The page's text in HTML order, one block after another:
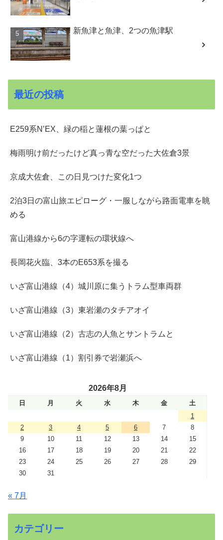
新魚津と魚津、2つの魚津駅
最近の投稿
E259系N’EX、緑の稲と蓮根の葉っぱと
梅雨明け前だったけど真っ青な空だった大佐倉3景
京成大佐倉、この日見つけた変化1つ
2泊3日の富山旅エピローグ・一服しながら路面電車を眺
める
富山港線から6の字運転の環状線へ
長岡花火臨、3本のE653系を撮る
いざ富山港線（4）城川原に集うトラム型車両群
いざ富山港線（3）東岩瀬のタチアオイ
いざ富山港線（2）古志の人魚とサントラムと
いざ富山港線（1）割引券で岩瀬浜へ
2026年8月
日 月 火 水 木 金
土
1
2
3 4 5 6 7
8
9
10 11 12 13 14
15
16
17 18 19 20 21
22
23
24 25 26 27 28
29
30
31
« 7月
カテゴリー